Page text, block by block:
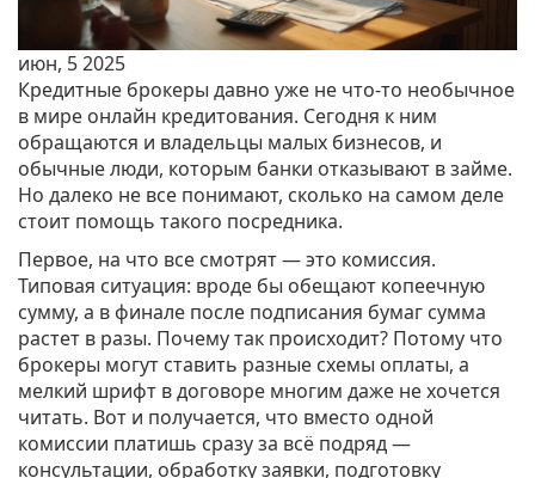
июн, 5 2025
Кредитные брокеры давно уже не что-то необычное
в мире онлайн кредитования. Сегодня к ним
обращаются и владельцы малых бизнесов, и
обычные люди, которым банки отказывают в займе.
Но далеко не все понимают, сколько на самом деле
стоит помощь такого посредника.
Первое, на что все смотрят — это комиссия.
Типовая ситуация: вроде бы обещают копеечную
сумму, а в финале после подписания бумаг сумма
растет в разы. Почему так происходит? Потому что
брокеры могут ставить разные схемы оплаты, а
мелкий шрифт в договоре многим даже не хочется
читать. Вот и получается, что вместо одной
комиссии платишь сразу за всё подряд —
консультации, обработку заявки, подготовку